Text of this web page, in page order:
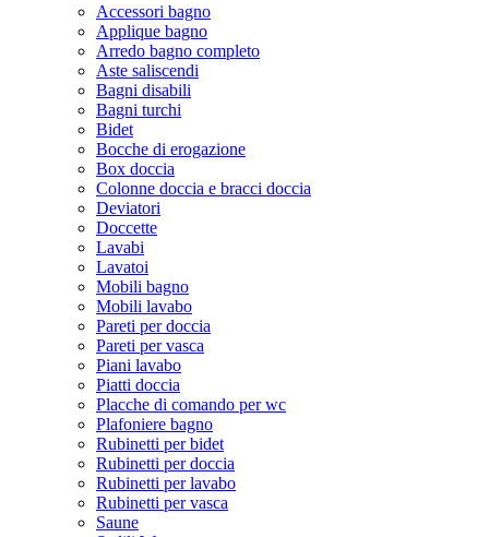
Accessori bagno
Applique bagno
Arredo bagno completo
Aste saliscendi
Bagni disabili
Bagni turchi
Bidet
Bocche di erogazione
Box doccia
Colonne doccia e bracci doccia
Deviatori
Doccette
Lavabi
Lavatoi
Mobili bagno
Mobili lavabo
Pareti per doccia
Pareti per vasca
Piani lavabo
Piatti doccia
Placche di comando per wc
Plafoniere bagno
Rubinetti per bidet
Rubinetti per doccia
Rubinetti per lavabo
Rubinetti per vasca
Saune